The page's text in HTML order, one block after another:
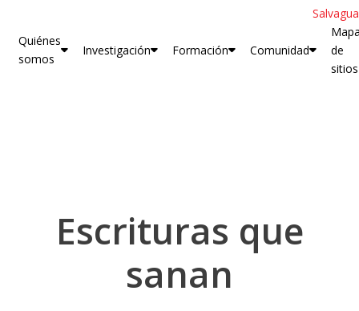
Quiénes
somos
Investigación Formación Comunidad
de
sitios
Escrituras que
sanan